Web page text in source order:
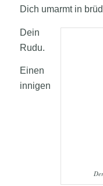
Dich umarmt in
Dein
Rudu.
Einen
innigen